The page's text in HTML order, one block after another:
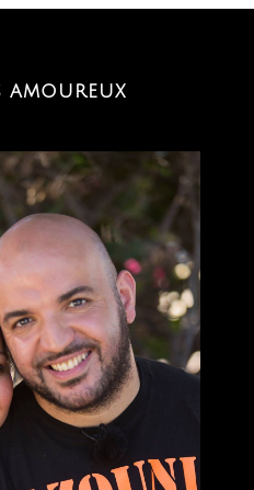
amoureux